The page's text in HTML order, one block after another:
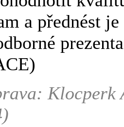
a přednést
Klocperk